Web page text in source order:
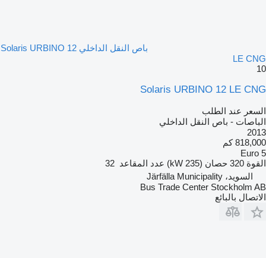
باص النقل الداخلي Solaris URBINO 12
LE CNG
10
Solaris URBINO 12 LE CNG
السعر عند الطلب
الباصات - باص النقل الداخلي
2013
818,000 كم
Euro 5
القوة 320 حصان (235 kW) عدد المقاعد 32
السويد، Järfälla Municipality
Bus Trade Center Stockholm AB
الاتصال بالبائع